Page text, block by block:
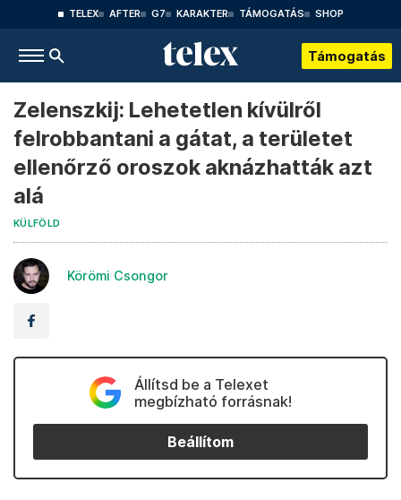
TELEX AFTER G7 KARAKTER TÁMOGATÁS SHOP
Támogatás
Zelenszkij: Lehetetlen kívülről
felrobbantani a gátat, a területet
ellenőrző oroszok aknázhatták azt
alá
KÜLFÖLD
Körömi Csongor
Állítsd be a Telexet
megbízható forrásnak!
Beállítom